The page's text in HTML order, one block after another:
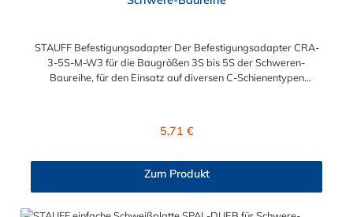
STAUFF Befestigungsadapter Der Befestigungsadapter CRA-
3-5S-M-W3 für die Baugrößen 3S bis 5S der Schweren-
Baureihe, für den Einsatz auf diversen C-Schienentypen
Regulärer Preis:
5,71 €
Zum Produkt